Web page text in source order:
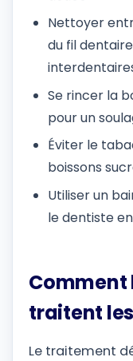
Nettoyer
du fil
Se rincer la
pour un
Éviter le
boissons
Utiliser un
le dentiste
Comment
traitent
Le traitement